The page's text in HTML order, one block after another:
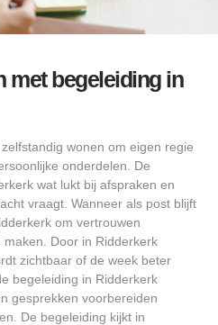
met begeleiding in
wonen om eigen regie
onderdelen. De
wat lukt bij afspraken en
vraagt. Wanneer als post blijft
om vertrouwen
Door in Ridderkerk
zichtbaar of de week beter
begeleiding in Ridderkerk
gesprekken voorbereiden
De begeleiding kijkt in